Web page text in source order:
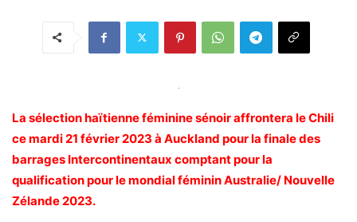
La sélection haïtienne féminine sénoir affrontera le Chili
ce mardi 21 février 2023 à Auckland pour la finale des
barrages Intercontinentaux comptant pour la
qualification pour le mondial féminin Australie/ Nouvelle
Zélande 2023.